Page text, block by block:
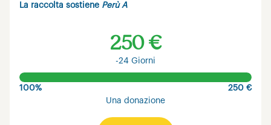
La raccolta sostiene Perù A
250 €
-24 Giorni
100%
250 €
Una donazione